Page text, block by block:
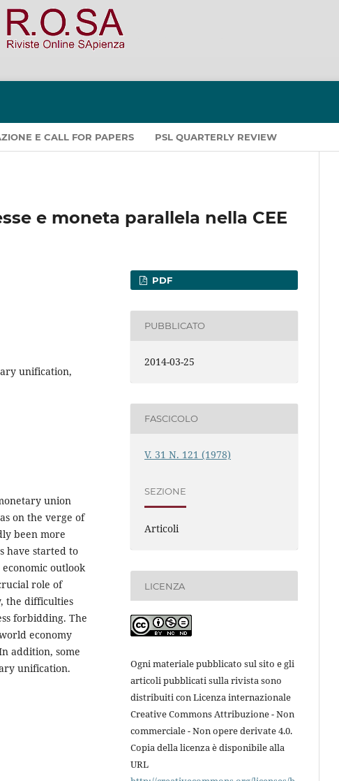
E CALL FOR PAPERS PSL QUARTERLY REVIEW
e moneta parallela nella CEE
unification,
union
on the verge of
been more
have started to
outlook
role of
the difficulties
forbidding. The
economy
addition, some
unification.
PDF
PUBBLICATO
2014-03-25
FASCICOLO
V. 31 N. 121 (1978)
SEZIONE
Articoli
LICENZA
Ogni materiale pubblicato sul sito e gli
articoli pubblicati sulla rivista sono
distribuiti con Licenza internazionale
Creative Commons Attribuzione - Non
commerciale - Non opere derivate 4.0.
Copia della licenza è disponibile alla
URL